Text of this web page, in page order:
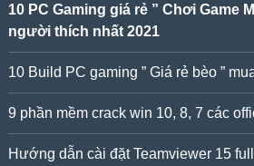
10 PC Gaming giá rẻ ” Chơi Game
người thích nhất 2021
10 Build PC gaming ” Giá rẻ bèo ”
9 phần mềm crack win 10, 8, 7 các
Hướng dẫn cài đặt Teamviewer 15